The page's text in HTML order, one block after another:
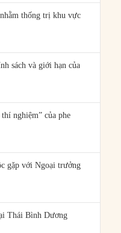
thống trị khu vực
sách và giới hạn của
nghiệm” của phe
gặp với Ngoại trưởng
Thái Bình Dương